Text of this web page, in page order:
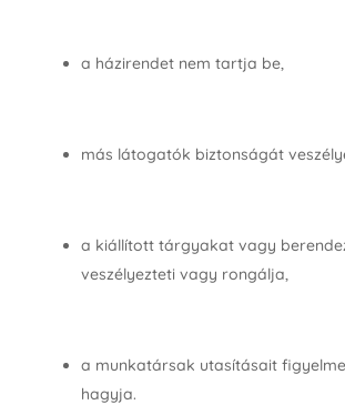
a házirendet nem tartja be,
más látogatók biztonságát
a kiállított tárgyakat vagy
veszélyezteti vagy rongálja,
a munkatársak utasításait
hagyja.